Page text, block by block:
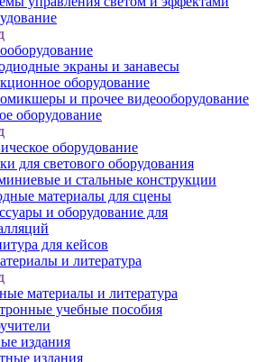
экраны и занавесы
оборудование
и прочее видеооборудование
оборудование
оборудование
для светового оборудования
и стальные конструкции
материалы для сцены
и оборудование для
для кейсов
и литература
материалы и литература
учебные пособия
издания
издания